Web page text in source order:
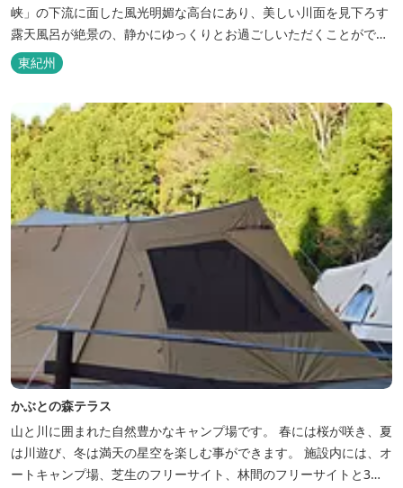
峡」の下流に面した風光明媚な高台にあり、美しい川面を見下ろす
露天風呂が絶景の、静かにゆっくりとお過ごしいただくことができ
る温泉宿泊施設です。 熊野古道をはじめ、日本一の棚田と称される
丸山千枚田、赤木城跡、熊野本宮大社（熊野三山）、玉置神社が近
クセスには大変便利な立地と...
東紀州
かぶとの森テラス
山と川に囲まれた自然豊かなキャンプ場です。 春には桜が咲き、夏
は川遊び、冬は満天の星空を楽しむ事ができます。 施設内には、オ
ートキャンプ場、芝生のフリーサイト、林間のフリーサイトと3種